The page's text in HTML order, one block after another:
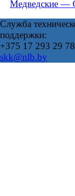
Медведские —
Служба
поддержки:
+375 17 293 29 78
skk@nlb.by